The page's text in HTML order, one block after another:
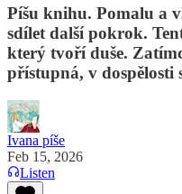
Píšu knihu. Pomalu a
sdílet další pokrok.
který tvoří duše.
přístupná, v dospělosti
Ivana píše
Feb 15, 2026
Listen